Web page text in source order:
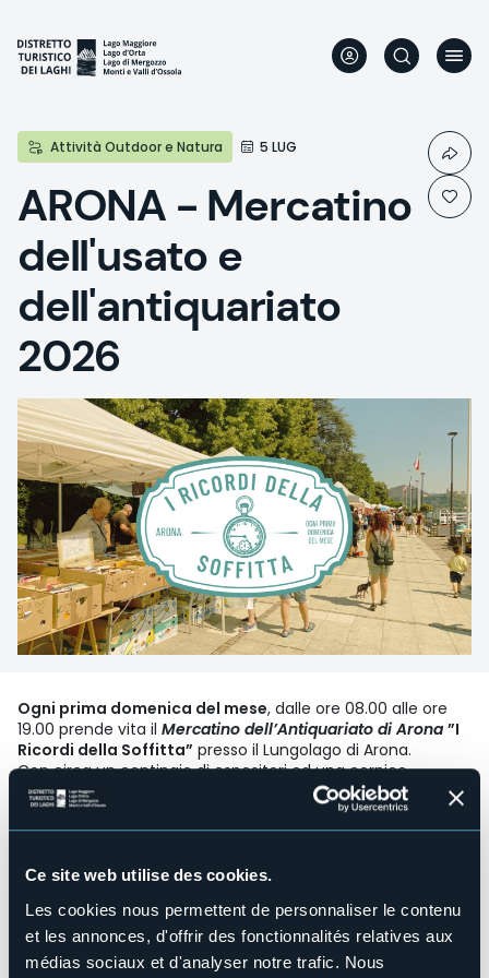
Ce site web utilise des cookies.
Les cookies nous permettent de personnaliser le contenu
et les annonces, d'offrir des fonctionnalités relatives aux
médias sociaux et d'analyser notre trafic. Nous
contenu
principal
Attività Outdoor e Natura 5 LUG
ARONA - Mercatino
dell'usato e
dell'antiquariato
2026
Ogni prima domenica del mese, dalle ore 08.00 alle ore
19.00 prende vita il Mercatino dell’Antiquariato di Arona ”I
Ricordi della Soffitta” presso il Lungolago di Arona.
Con circa un centinaio di espositori ed una cornice
magnifica, il Mercatino dell'Antiquariato di Arona è uno dei
più apprezzati e piacevoli mercati del nord d'Italia.
Organisateur de l'événement
Lieu de l'événement
Lungolago Nassiriya
Téléphone
+39 0322 243601 (IAT) - +39 346 043 0009 (Mon)